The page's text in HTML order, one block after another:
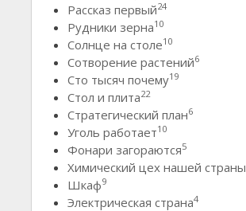
Рассказ первый24
Рудники зерна10
Солнце на столе10
Сотворение растений6
Сто тысяч почему19
Стол и плита22
Стратегический план6
Уголь работает10
Фонари загораются5
Химический цех нашей страны
Шкаф9
Электрическая страна4